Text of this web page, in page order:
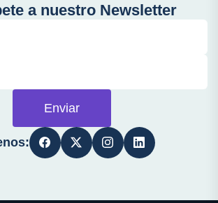
a nuestro Newsletter
Enviar